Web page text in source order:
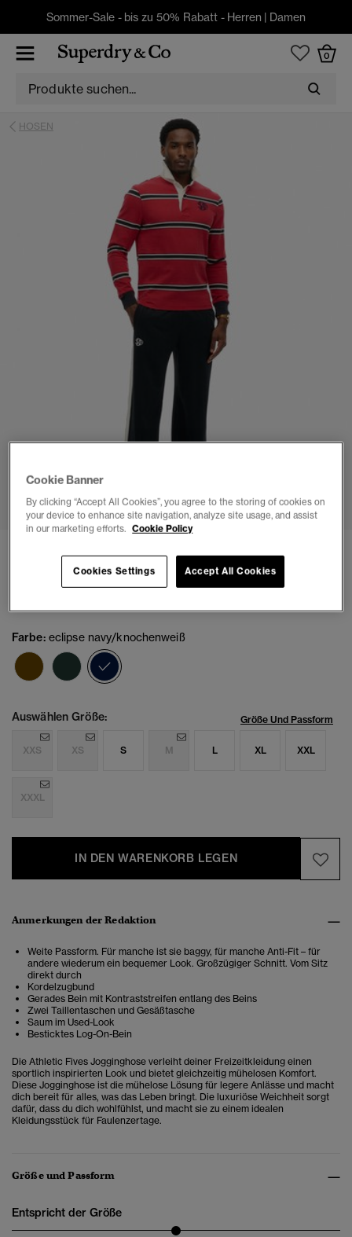
Sommer-Sale - bis zu 50% Rabatt - Herren | Damen
0
HOSEN
1
Athletic Fives Jogginghose
Farbe: eclipse navy/knochenweiß
Auswählen Größe: Größe Und Passform
XXS XS S M L XL XXL
XXXL
IN DEN WARENKORB LEGEN
Anmerkungen der Redaktion
Weite Passform. Für manche ist sie baggy, für manche Anti-Fit – für
andere wiederum ein bequemer Look. Großzügiger Schnitt. Vom Sitz
direkt durch
Kordelzugbund
Gerades Bein mit Kontraststreifen entlang des Beins
Zwei Taillentaschen und Gesäßtasche
Saum im Used-Look
Besticktes Log-On-Bein
Die Athletic Fives Jogginghose verleiht deiner Freizeitkleidung einen
sportlich inspirierten Look und bietet gleichzeitig mühelosen Komfort.
Diese Jogginghose ist die mühelose Lösung für legere Anlässe und macht
dich bereit für alles, was das Leben bringt. Die luxuriöse Weichheit sorgt
dafür, dass du dich wohlfühlst, und macht sie zu einem idealen
Kleidungsstück für Faulenzertage.
Größe und Passform
Entspricht der Größe
Cookie Banner
By clicking “Accept All Cookies”, you agree to the storing of cookies on
your device to enhance site navigation, analyze site usage, and assist
in our marketing efforts. Cookie Policy
Accept All Cookies
Cookies Settings